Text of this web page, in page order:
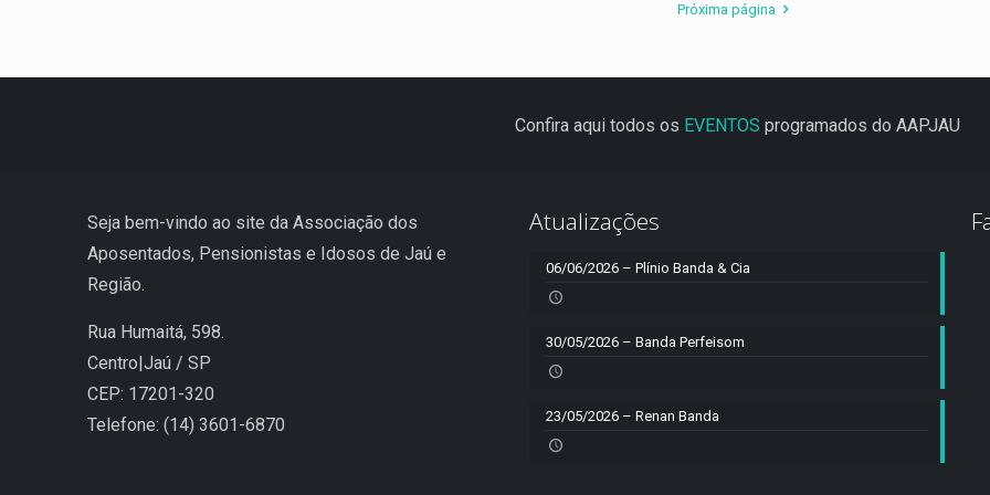
Próxima página
Confira aqui todos os EVENTOS programados do AAPJAU
Seja bem-vindo ao site da Associação dos
Aposentados, Pensionistas e Idosos de Jaú e
Região.
Rua Humaitá, 598.
Centro|Jaú / SP
CEP: 17201-320
Telefone: (14) 3601-6870
Atualizações
06/06/2026 – Plínio Banda & Cia
30/05/2026 – Banda Perfeisom
23/05/2026 – Renan Banda